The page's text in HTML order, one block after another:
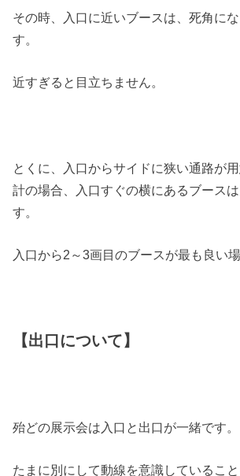
その時、入口に近いブースは、死角に
す。
近すぎると目立ちません。
とくに、入口からサイドに狭い通路が
計の場合、入口すぐの横にあるブース
す。
入口から2～3画目のブースが最も良い場
【出口について】
殆どの展示会は入口と出口が一緒です。
たまに別にして動線を意識していること